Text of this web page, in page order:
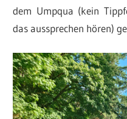
dem Umpqua (kein
das aussprechen hören)